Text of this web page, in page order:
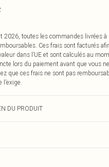
toutes les commandes livrées à
Ces frais sont facturés
dans l’UE et sont calculés au
lors du paiement avant que vous
que ces frais ne sont pas
l’exige.
DU PRODUIT